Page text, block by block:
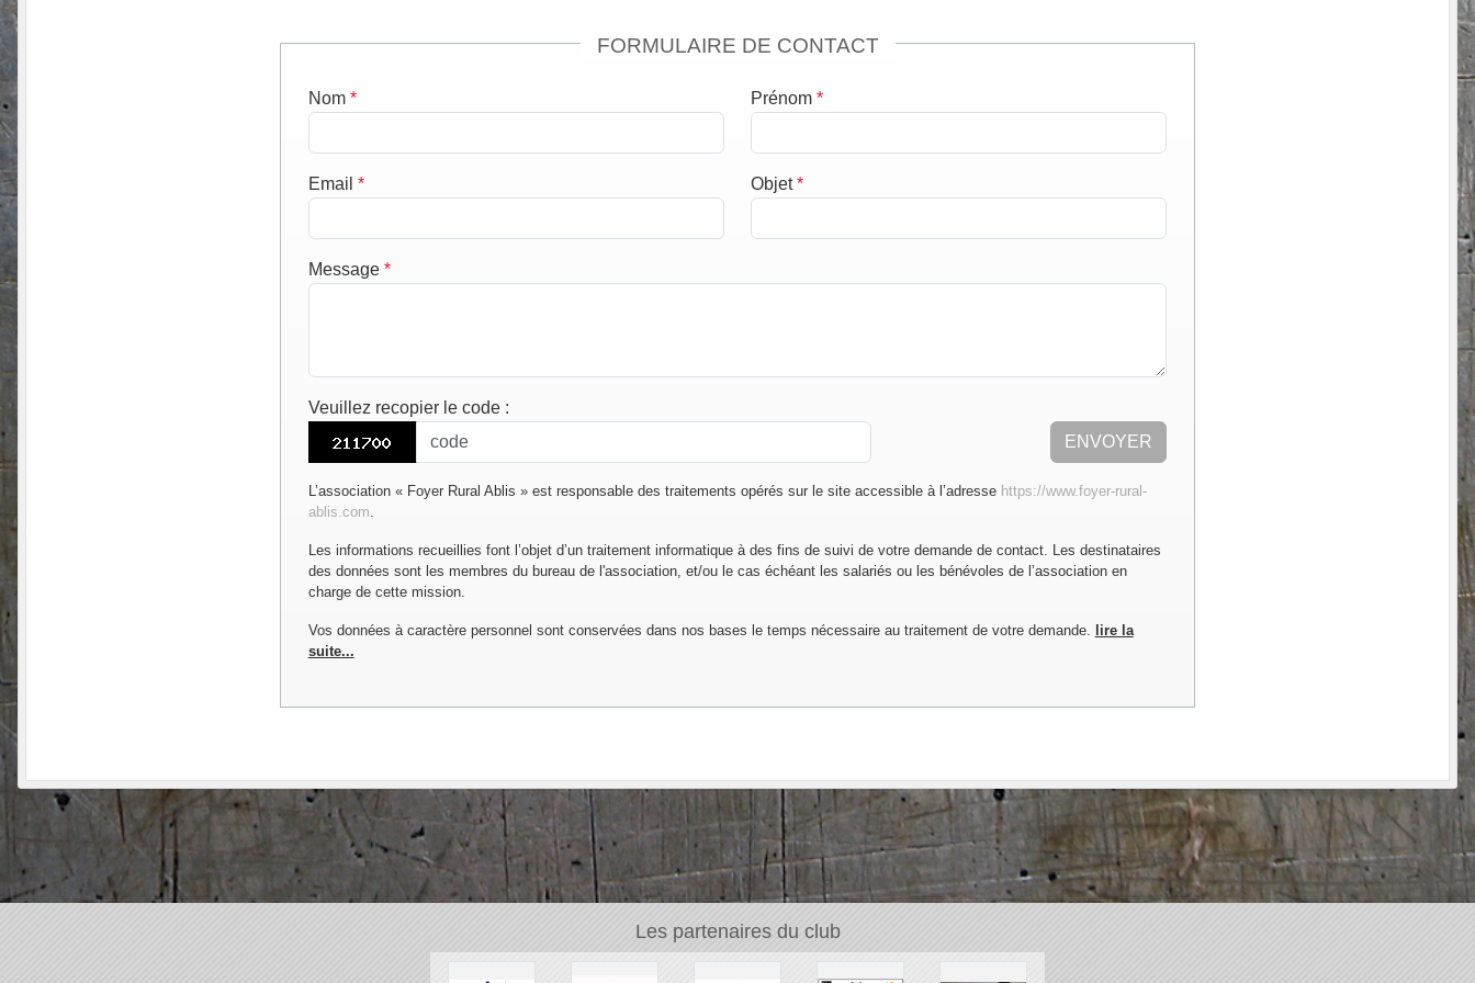
FORMULAIRE DE CONTACT
Nom * Prénom *
Email * Objet*
Message *
Veuillez recopier le code :
ENVOYER
L’association « Foyer Rural Ablis » est responsable des traitements opérés sur le site accessible à l’adresse https://www.foyer-rural-
ablis.com
Les informations recueillies font l’objet d’un traitement informatique à des fins de suivi de votre demande de contact. Les destinataires
des données sont les membres du bureau de l'association, et/ou le cas échéant les salariés ou les bénévoles de l’association en
charge de cette mission.
Vos données à caractère personnel sont conservées dans nos bases le temps nécessaire au traitement de votre demande. lire la
suite...
Les partenaires du club